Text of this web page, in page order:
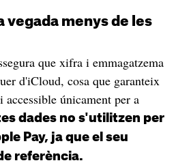
vegada menys de les
que xifra i emmagatzema
d'iCloud, cosa que garanteix
únicament per a
dades no s'utilitzen per
Pay, ja que el seu
referència.